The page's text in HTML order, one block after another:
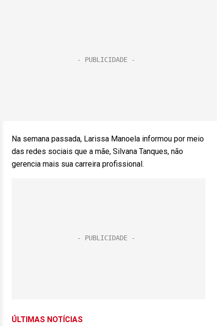
Na semana passada, Larissa Manoela informou por meio
das redes sociais que a mãe, Silvana Tanques, não
gerencia mais sua carreira profissional.